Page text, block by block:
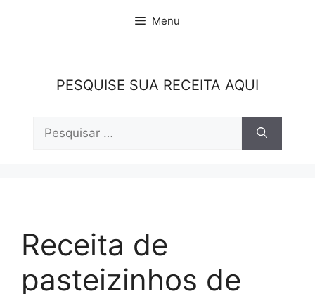
Menu
PESQUISE SUA RECEITA AQUI
por:
Receita de
pasteizinhos de